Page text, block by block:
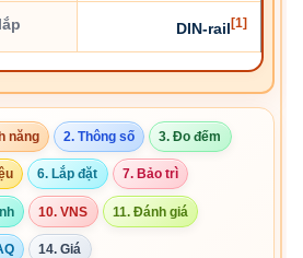
DIN-rail [1]
năng 2. Thông số 3. Đo đếm
6. Lắp đặt 7. Bảo trì
10. VNS 11. Đánh giá
14. Giá